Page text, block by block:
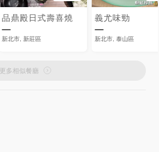
品鼎殿日式壽喜燒
新北市, 新莊區
義尤味勁
新北市, 泰山區
更多相似餐廳